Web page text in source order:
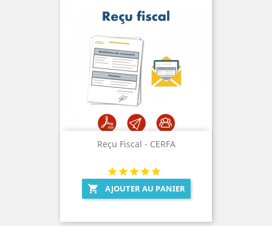
Reçu Fiscal - CERFA
 AJOUTER AU PANIER